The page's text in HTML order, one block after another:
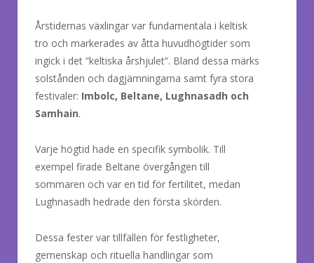
Årstidernas växlingar var fundamentala i keltisk
tro och markerades av åtta huvudhögtider som
ingick i det ”keltiska årshjulet”. Bland dessa märks
solstånden och dagjämningarna samt fyra stora
festivaler: Imbolc, Beltane, Lughnasadh och
Samhain.
Varje högtid hade en specifik symbolik. Till
exempel firade Beltane övergången till
sommaren och var en tid för fertilitet, medan
Lughnasadh hedrade den första skörden.
Dessa fester var tillfällen för festligheter,
gemenskap och rituella handlingar som